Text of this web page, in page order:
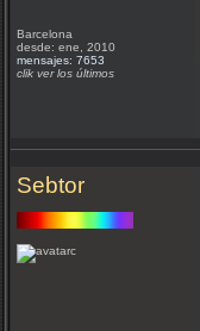
Barcelona
desde: ene, 2010
mensajes: 7653
clik ver los últimos
Sebtor